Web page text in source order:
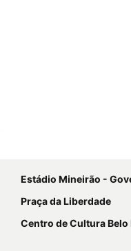
Estádio Mineirão - Governador
Praça da Liberdade
Centro de Cultura